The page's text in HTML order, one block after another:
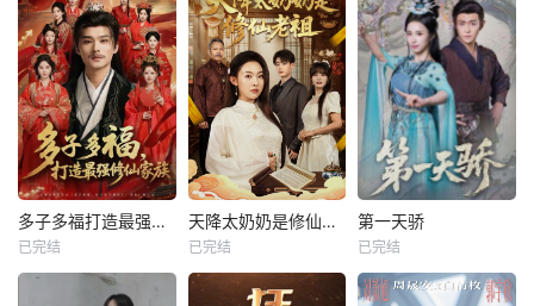
多子多福打造最强修仙家族
已完结
天降太奶奶是修仙老祖
已完结
第一天骄
已完结